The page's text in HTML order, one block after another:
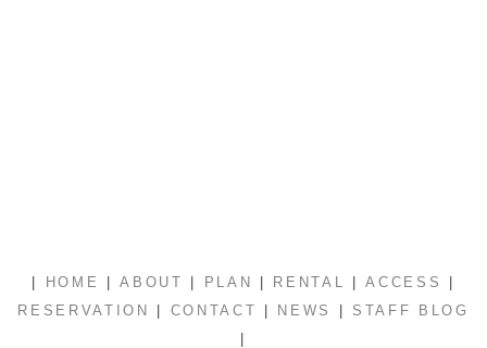
| HOME |ABOUT | PLAN | RENTAL |ACCESS |
RESERVATION | CONTACT | NEWS | STAFF BLOG
|